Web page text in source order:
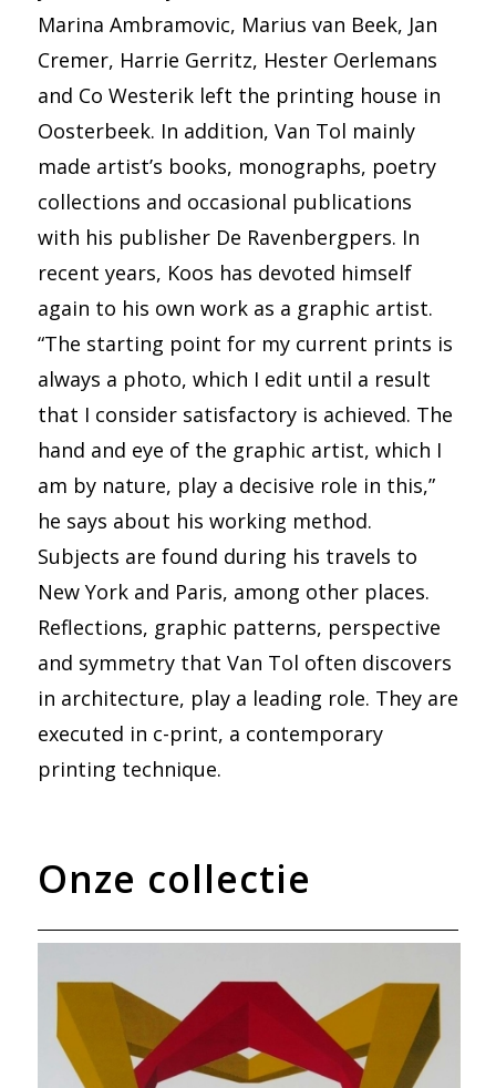
Marina Ambramovic, Marius van Beek, Jan
Cremer, Harrie Gerritz, Hester Oerlemans
and Co Westerik left the printing house in
Oosterbeek. In addition, Van Tol mainly
made artist’s books, monographs, poetry
collections and occasional publications
with his publisher De Ravenbergpers. In
recent years, Koos has devoted himself
again to his own work as a graphic artist.
“The starting point for my current prints is
always a photo, which I edit until a result
that I consider satisfactory is achieved. The
hand and eye of the graphic artist, which I
am by nature, play a decisive role in this,”
he says about his working method.
Subjects are found during his travels to
New York and Paris, among other places.
Reflections, graphic patterns, perspective
and symmetry that Van Tol often discovers
in architecture, play a leading role. They are
executed in c-print, a contemporary
printing technique.
Onze collectie